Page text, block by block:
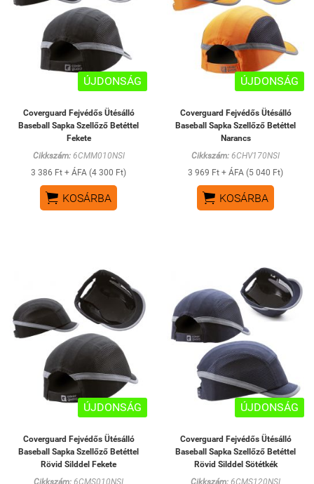
ÚJDONSÁG
Coverguard Fejvédős Ütésálló
Baseball Sapka Szellőző Betéttel
Fekete
Cikkszám:6CMM010NSI
3 386 Ft + ÁFA (4 300 Ft)
 KOSÁRBA
ÚJDONSÁG
Coverguard Fejvédős Ütésálló
Baseball Sapka Szellőző Betéttel
Narancs
Cikkszám: 6CHV170NSI
3 969 Ft + ÁFA (5 040 Ft)
 KOSÁRBA
ÚJDONSÁG
Coverguard Fejvédős Ütésálló
Baseball Sapka Szellőző Betéttel
Rövid Silddel Fekete
Cikkszám: 6CMS010NSI
ÚJDONSÁG
Coverguard Fejvédős Ütésálló
Baseball Sapka Szellőző Betéttel
Rövid Silddel Sötétkék
Cikkszám: 6CMS120NSI